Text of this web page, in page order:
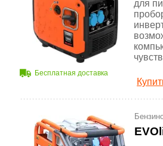
Бесплатная доставка
для